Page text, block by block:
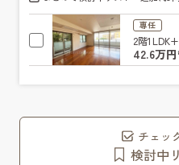
専任
2階
42.6万円
チェッ
検討中